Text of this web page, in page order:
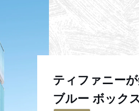
ティファニー
ブルー ボック